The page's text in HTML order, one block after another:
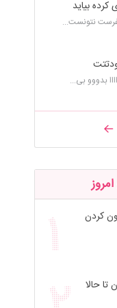
بیاید
نتونست...
بدووو بی...
کردن
حالا